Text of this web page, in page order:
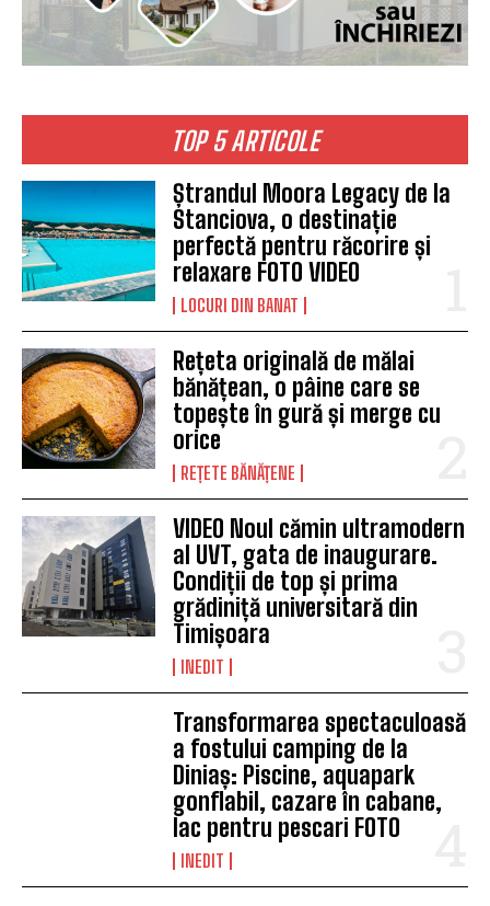
TOP 5 ARTICOLE
Ștrandul Moora Legacy de la
Stanciova, o destinație
perfectă pentru răcorire și
relaxare FOTO VIDEO
LOCURI DIN BANAT
Rețeta originală de mălai
bănățean, o pâine care se
topește în gură și merge cu
orice
REȚETE BĂNĂȚENE
VIDEO Noul cămin ultramodern
al UVT, gata de inaugurare.
Condiții de top și prima
grădiniță universitară din
Timișoara
INEDIT
Transformarea spectaculoasă
a fostului camping de la
Diniaș: Piscine, aquapark
gonflabil, cazare în cabane,
lac pentru pescari FOTO
INEDIT